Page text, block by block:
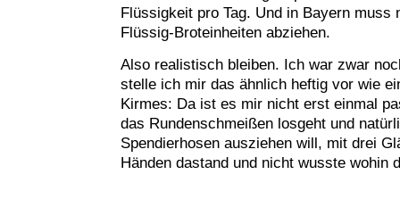
Flüssigkeit pro Tag. Und in Bayern muss
Flüssig-Broteinheiten abziehen.
Also realistisch bleiben. Ich war zwar
stelle ich mir das ähnlich heftig vor wie
Kirmes: Da ist es mir nicht erst einmal
das Rundenschmeißen losgeht und
Spendierhosen ausziehen will, mit drei
Händen dastand und nicht wusste wohin